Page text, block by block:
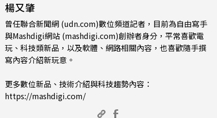
楊又肇
曾任聯合新聞網 (udn.com)數位頻道記者，目前為自由寫手
與Mashdigi網站 (mashdigi.com)創辦者身分，平常喜歡電
玩、科技類新品，以及軟體、網路相關內容，也喜歡隨手撰
寫內容介紹新玩意。
更多數位新品、技術介紹與科技趨勢內容：
https://mashdigi.com/